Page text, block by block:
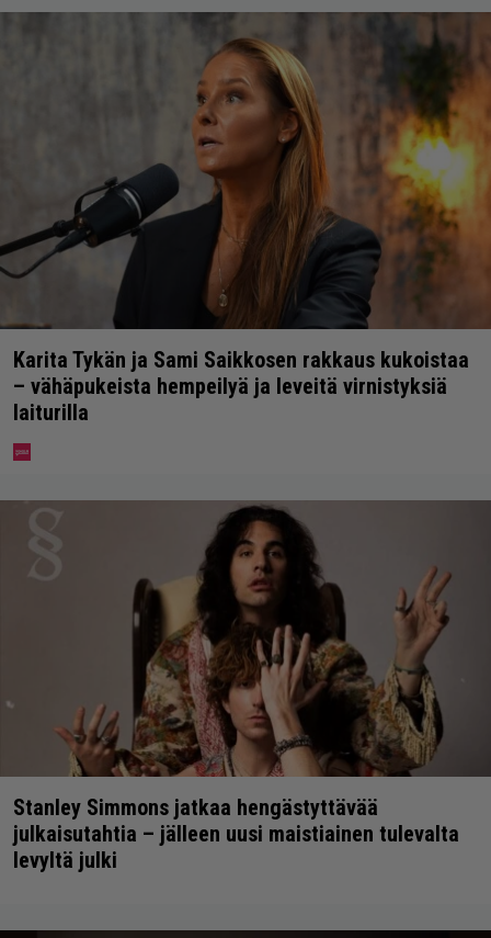
Karita Tykän ja Sami Saikkosen rakkaus kukoistaa
– vähäpukeista hempeilyä ja leveitä virnistyksiä
laiturilla
Stanley Simmons jatkaa hengästyttävää
julkaisutahtia – jälleen uusi maistiainen tulevalta
levyltä julki